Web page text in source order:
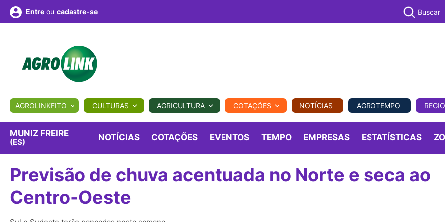
BIOLÓGICOS COTAÇÕES NOTÍCIAS AGROTEMPO REGIONAL COMERCIAL AGROVIAGENS
Conversor Colunistas Eventos
Vídeos
Entre ou cadastre-se Buscar
AGROLINKFITO CULTURAS AGRICULTURA COTAÇÕES NOTÍCIAS AGROTEMPO
MUNIZ FREIRE
(ES) NOTÍCIAS COTAÇÕES EVENTOS TEMPO EMPRESAS ESTATÍSTICAS
Previsão de chuva acentuada no Norte e seca ao
Centro-Oeste